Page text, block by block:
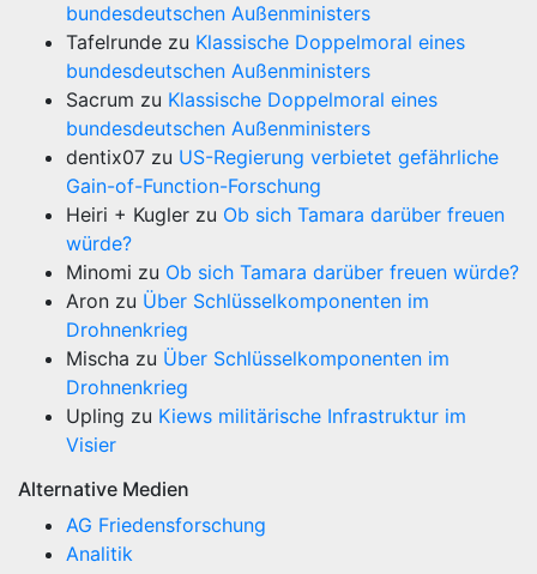
bundesdeutschen Außenministers
Tafelrunde zu Klassische Doppelmoral eines
bundesdeutschen Außenministers
Sacrum zu Klassische Doppelmoral eines
bundesdeutschen Außenministers
dentix07 zu US-Regierung verbietet gefährliche
Gain-of-Function-Forschung
Heiri + Kugler zu Ob sich Tamara darüber freuen
würde?
Minomi zu Ob sich Tamara darüber freuen würde?
Aron zu Über Schlüsselkomponenten im
Drohnenkrieg
Mischa zu Über Schlüsselkomponenten im
Drohnenkrieg
Upling zu Kiews militärische Infrastruktur im
Visier
Alternative Medien
AG Friedensforschung
Analitik